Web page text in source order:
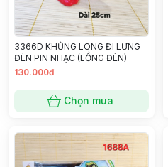
3366D KHỦNG LONG ĐI LƯNG
ĐÈN PIN NHẠC (LỒNG ĐÈN)
130.000đ
Chọn mua